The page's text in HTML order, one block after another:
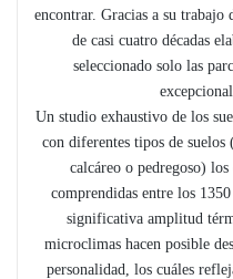
encontrar. Gracias a su
de casi cuatro décadas
seleccionado solo las
Un studio exhaustivo de los
con diferentes tipos de
calcáreo o pedregoso)
comprendidas entre los
significativa amplitud
microclimas hacen posible
personalidad, los cuáles